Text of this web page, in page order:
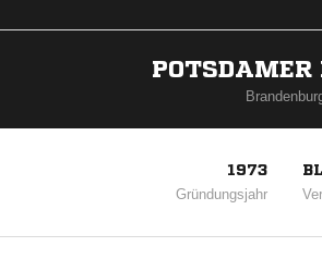
POTSDAMER
1973
Gründungsjahr